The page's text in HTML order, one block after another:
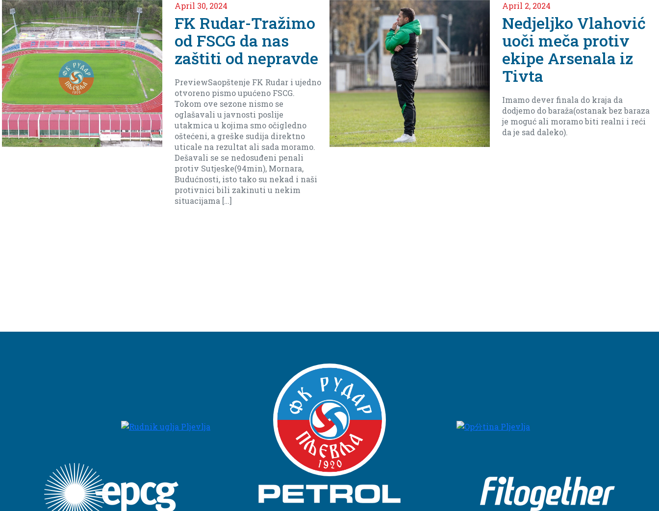
April 30, 2024
FK Rudar-Tražimo
od FSCG da nas
zaštiti od nepravde
PreviewSaopštenje FK Rudar i ujedno
otvoreno pismo upućeno FSCG.
Tokom ove sezone nismo se
oglašavali u javnosti poslije
utakmica u kojima smo očigledno
oštećeni, a greške sudija direktno
uticale na rezultat ali sada moramo.
Dešavali se se nedosuđeni penali
protiv Sutjeske(94min), Mornara,
Budućnosti, isto tako su nekad i naši
protivnici bili zakinuti u nekim
situacijama […]
April 2, 2024
Nedjeljko Vlahović
uoči meča protiv
ekipe Arsenala iz
Tivta
Imamo dever finala do kraja da
dodjemo do baraža(ostanak bez baraza
je moguć ali moramo biti realni i reći
da je sad daleko).